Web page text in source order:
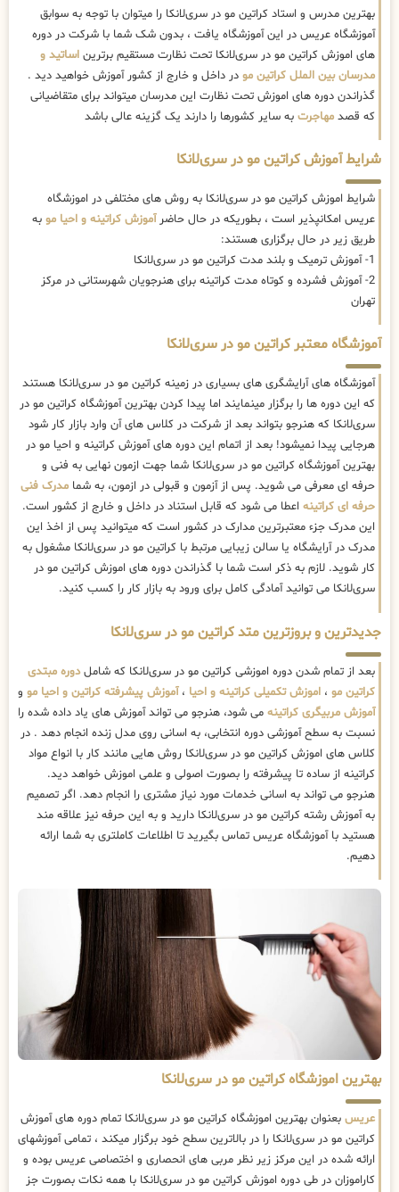
بهترین مدرس و استاد کراتین مو در سری‌لانکا را میتوان با توجه به سوابق
آموزشگاه عریس در این آموزشگاه یافت ، بدون شک شما با شرکت در دوره
های اموزش کراتین مو در سری‌لانکا تحت نظارت مستقیم برترین اساتید و
مدرسان بین الملل کراتین مو در داخل و خارج از کشور آموزش خواهید دید .
گذراندن دوره های اموزش تحت نظارت این مدرسان میتواند برای متقاضیانی
که قصد مهاجرت به سایر کشورها را دارند یک گزینه عالی باشد
شرایط آموزش کراتین مو در سری‌لانکا
شرایط اموزش کراتین مو در سری‌لانکا به روش های مختلفی در اموزشگاه
عریس امکانپذیر است ، بطوریکه در حال حاضرآموزش کراتینه و احیا مو به
طریق زیر در حال برگزاری هستند:
1- آموزش ترمیک و بلند مدت کراتین مو در سری‌لانکا
2- آموزش فشرده و کوتاه مدت کراتینه برای هنرجویان شهرستانی در مرکز
تهران
آموزشگاه معتبر کراتین مو در سری‌لانکا
آموزشگاه های آرایشگری های بسیاری در زمینه کراتین مو در سری‌لانکا هستند
که این دوره ها را برگزار مینمایند اما پیدا کردن بهترین آموزشگاه کراتین مو در
سری‌لانکا که هنرجو بتواند بعد از شرکت در کلاس های آن وارد بازار کار شود
هرجایی پیدا نمیشود! بعد از اتمام این دوره های آموزش کراتینه و احیا مو در
بهترین آموزشگاه کراتین مو در سری‌لانکا شما جهت ازمون نهایی به فنی و
حرفه ای معرفی می شوید. پس از آزمون و قبولی در ازمون، به شما مدرک فنی
حرفه ای کراتینه اعطا می شود که قابل استناد در داخل و خارج از کشور است.
این مدرک جزء معتبرترین مدارک در کشور است که میتوانید پس از اخذ این
مدرک در آرایشگاه یا سالن زیبایی مرتبط با کراتین مو در سری‌لانکا مشغول به
کار شوید. لازم به ذکر است شما با گذراندن دوره های اموزش کراتین مو در
سری‌لانکا می توانید آمادگی کامل برای ورود به بازار کار را کسب کنید.
جدیدترین و بروزترین متد کراتین مو در سری‌لانکا
بعد از تمام شدن دوره اموزشی کراتین مو در سری‌لانکا که شاملدوره مبتدی
کراتین مو ، اموزش تکمیلی کراتینه و احیا ،آموزش پیشرفته کراتین و احیا مو و
آموزش مربیگری کراتینه می شود، هنرجو می تواند آموزش های یاد داده شده را
نسبت به سطح آموزشی دوره انتخابی، به اسانی روی مدل زنده انجام دهد . در
کلاس های اموزش کراتین مو در سری‌لانکا روش هایی مانند کار با انواع مواد
کراتینه از ساده تا پیشرفته را بصورت اصولی و علمی اموزش خواهد دید.
هنرجو می تواند به اسانی خدمات مورد نیاز مشتری را انجام دهد. اگر تصمیم
به آموزش رشته کراتین مو در سری‌لانکا دارید و به این حرفه نیز علاقه مند
هستید با آموزشگاه عریس تماس بگیرید تا اطلاعات کاملتری به شما ارائه
دهیم.
بهترین اموزشگاه کراتین مو در سری‌لانکا
عریس بعنوان بهترین اموزشگاه کراتین مو در سری‌لانکا تمام دوره های آموزش
کراتین مو در سری‌لانکا را در بالاترین سطح خود برگزار میکند ، تمامی آموزشهای
ارائه شده در این مرکز زیر نظر مربی های انحصاری و اختصاصی عریس بوده و
کاراموزان در طی دوره اموزش کراتین مو در سری‌لانکا با همه نکات بصورت جز